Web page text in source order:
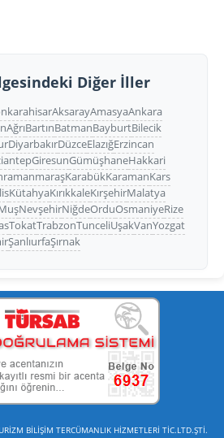
Diğer İller
AksarayAmasyaAnkara
AğrıBartınBatmanBayburtBilecik
DiyarbakırDüzceElazığErzincan
GiresunGümüşhaneHakkari
KarabükKaramanKars
KütahyaKırıkkaleKırşehirMalatya
NevşehirNiğdeOrduOsmaniyeRize
TokatTrabzonTunceliUşakVanYozgat
ŞanlıurfaŞırnak
BİLİŞİM TERCÜMANLIK HİZMETLERİ TİC.LTD.ŞTİ.